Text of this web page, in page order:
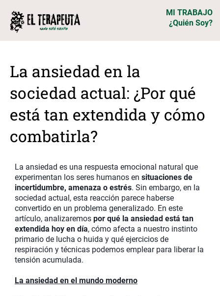
MI TRABAJO
¿Quién Soy?
La ansiedad en la
sociedad actual: ¿Por qué
está tan extendida y cómo
combatirla?
La ansiedad es una respuesta emocional natural que
experimentan los seres humanos en situaciones de
incertidumbre, amenaza o estrés. Sin embargo, en la
sociedad actual, esta reacción parece haberse
convertido en un problema generalizado. En este
artículo, analizaremos por qué la ansiedad está tan
extendida hoy en día, cómo afecta a nuestro instinto
primario de lucha o huida y qué ejercicios de
respiración y técnicas podemos emplear para liberar la
tensión acumulada.
La ansiedad en el mundo moderno